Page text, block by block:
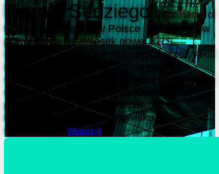
Poznaj Sędziego
Informacje o
tym, kto jest sędzią w Polsce. Lista sędziów
powołanych na wniosek nowej KRS.
Informacje o sędziach wybranych przez KRS
i pozostałych kandydatach na wolne
stanowiska sędziowskie. Wyniki konkursów i
uchwały Krajowej Rady Sądownictwa o
przedstawieniu wniosku o powołanie
kandydata na wolne stanowisko
sędziowskie.
Wesprzyj!